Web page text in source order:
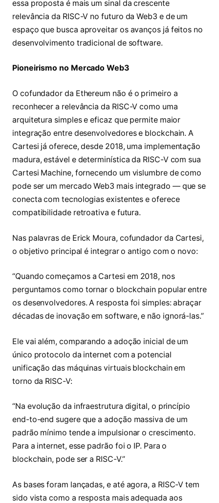
essa proposta é mais um sinal da crescente
relevância da RISC-V no futuro da Web3 e de um
espaço que busca aproveitar os avanços já feitos no
desenvolvimento tradicional de software.
Pioneirismo no Mercado Web3
O cofundador da Ethereum não é o primeiro a
reconhecer a relevância da RISC-V como uma
arquitetura simples e eficaz que permite maior
integração entre desenvolvedores e blockchain. A
Cartesi já oferece, desde 2018, uma implementação
madura, estável e determinística da RISC-V com sua
Cartesi Machine, fornecendo um vislumbre de como
pode ser um mercado Web3 mais integrado — que se
conecta com tecnologias existentes e oferece
compatibilidade retroativa e futura.
Nas palavras de Erick Moura, cofundador da Cartesi,
o objetivo principal é integrar o antigo com o novo:
“Quando começamos a Cartesi em 2018, nos
perguntamos como tornar o blockchain popular entre
os desenvolvedores. A resposta foi simples: abraçar
décadas de inovação em software, e não ignorá-las.”
Ele vai além, comparando a adoção inicial de um
único protocolo da internet com a potencial
unificação das máquinas virtuais blockchain em
torno da RISC-V:
“Na evolução da infraestrutura digital, o princípio
end-to-end sugere que a adoção massiva de um
padrão mínimo tende a impulsionar o crescimento.
Para a internet, esse padrão foi o IP. Para o
blockchain, pode ser a RISC-V.”
As bases foram lançadas, e até agora, a RISC-V tem
sido vista como a resposta mais adequada aos